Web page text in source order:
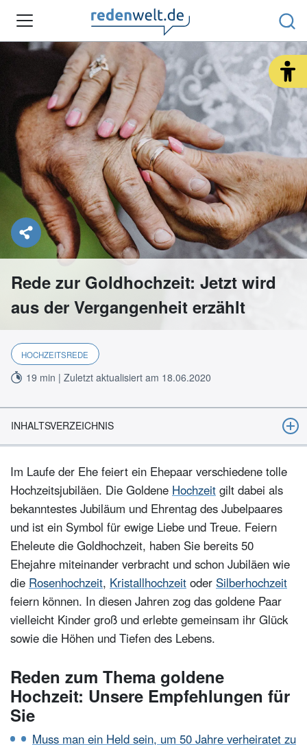
REDEARTEN & ANLÄSSE
RHETORIK-TIPPS
REDENWELT REDAKTION
Rede zur Goldhochzeit: Jetzt wird
aus der Vergangenheit erzählt
HOCHZEITSREDE
19 min | Zuletzt aktualisiert am 18.06.2020
INHALTSVERZEICHNIS
Wo findet die Feier der goldenen Hochzeit statt?
Einladungskarten zur Goldhochzeit verfassen: Was muss
beachtet werden? Beispiele für Zitate und Bibelverse
Tipps und Tricks für die Feier
Wer darf reden auf einer goldenen Hochzeit?
Der Goldbräutigam drückt seine Liebe und Gefühle zum
goldenen Ehejubiläum aus – Tipps, Gedichte und liebevolle
Worte
Musterrede für die goldene Hochzeit eines Freundes
4 Gedichte zur Goldhochzeit von Freunden
Beispiele für prägnante Stationen aus 50 goldenen Ehejahren
Im Laufe der Ehe feiert ein Ehepaar verschiedene tolle
Hochzeitsjubiläen. Die Goldene Hochzeit gilt dabei als
bekanntestes Jubiläum und Ehrentag des Jubelpaares
und ist ein Symbol für ewige Liebe und Treue. Feiern
Eheleute die Goldhochzeit, haben Sie bereits 50
Ehejahre miteinander verbracht und schon Jubiläen wie
die Rosenhochzeit, Kristallhochzeit oder Silberhochzeit
feiern können. In diesen Jahren zog das goldene Paar
vielleicht Kinder groß und erlebte gemeinsam ihr Glück
sowie die Höhen und Tiefen des Lebens.
Reden zum Thema goldene
Hochzeit: Unsere Empfehlungen für
Sie
Muss man ein Held sein, um 50 Jahre verheiratet zu